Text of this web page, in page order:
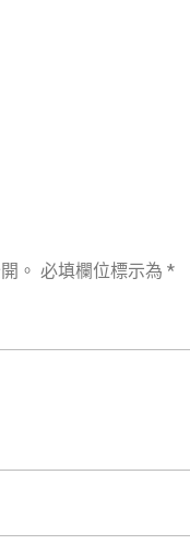
事
保
。 必填欄位標示為 *